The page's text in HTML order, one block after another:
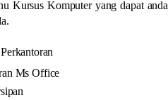
Kursus Komputer yang dapat anda
Ms Office